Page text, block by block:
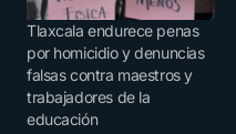
Tlaxcala endurece penas
por homicidio y denuncias
falsas contra maestros y
trabajadores de la
educación